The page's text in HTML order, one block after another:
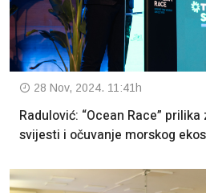
28 Nov, 2024. 11:41h
Radulović: “Ocean Race”
svijesti i očuvanje morskog